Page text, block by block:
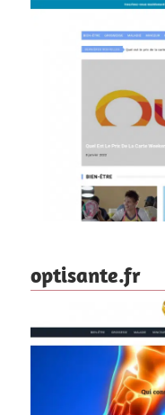
optisante.fr